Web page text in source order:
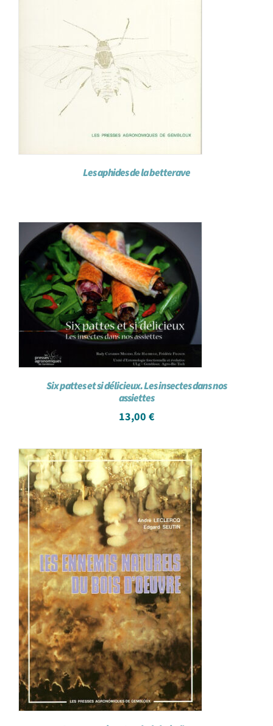
Les aphides de la betterave
Six pattes et si délicieux. Les insectes dans nos
assiettes
13,00 €